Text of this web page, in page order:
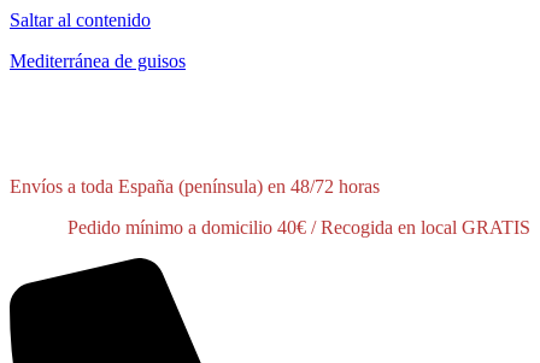
Saltar al contenido
Mediterránea de guisos
Envíos a toda España (península) en 48/72 horas
Pedido mínimo a domicilio 40€ / Recogida en local GRATIS